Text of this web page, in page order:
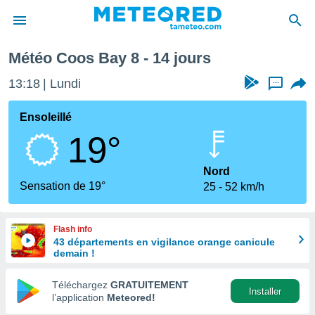
de
en
Météo Coos Bay 8 - 14 jours
13:18 Lundi ...
Ensoleillé
19°
Sensation de 19°
Nord
25
52 km/h
Flash info
43 départements en vigilance orange canicule
demain !
Téléchargez GRATUITEMENT
l’application Meteored!
Installer